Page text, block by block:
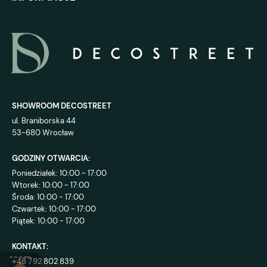
panel elewacyjny?
W tej kategorii dostępne są dwa sposoby wykonania
Pojedyncze lamele elewacyjne
Pojedyncze profile zapewniają większą swobodę
projektowania. Można samodzielnie określić ich liczbę,
rozstaw i szerokość całej kompozycji. Sprawdzają się
przy nietypowych wymiarach, wąskich fragmentach
elewacji lub projektach, w których odległość pomiędzy
profilami ma zostać dobrana indywidualnie.
Przy takim rozwiązaniu należy osobno zaplanować listwy
poprzeczne, elementy mocujące, rozstaw lameli i sposób
SHOWROOM DECOSTREET
ul. Braniborska 44
53-680 Wrocław
GODZINY OTWARCIA:
Poniedziałek: 10:00 - 17:00
Wtorek: 10:00 - 17:00
Środa: 10:00 - 17:00
Czwartek: 10:00 - 17:00
Piątek: 10:00 - 17:00
KONTAKT:
+48 792 802 839